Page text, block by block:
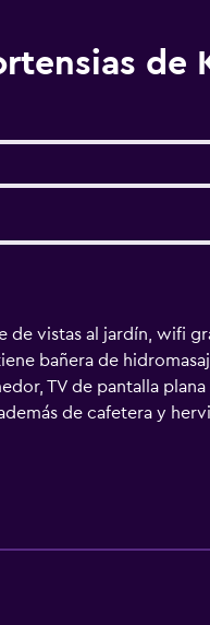
de
de vistas al jardín, wifi
bañera de
TV de pantalla
de cafetera y
senderismo y
Vannes La Cohue